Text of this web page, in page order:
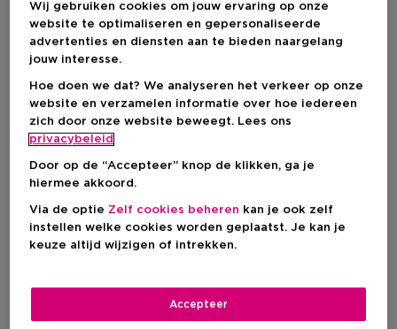
Kies je formaat
10 ML Op voorraad
10 ML
Productprijs
€ 4,95
Wij gebruiken cookies om jouw ervaring op onze
website te optimaliseren en gepersonaliseerde
advertenties en diensten aan te bieden naargelang
jouw interesse.
Hoe doen we dat? We analyseren het verkeer op onze
website en verzamelen informatie over hoe iedereen
zich door onze website beweegt. Lees ons
privacybeleid
Door op de “Accepteer” knop de klikken, ga je
hiermee akkoord.
Via de optie Zelf cookies beheren kan je ook zelf
instellen welke cookies worden geplaatst. Je kan je
keuze altijd wijzigen of intrekken.
Accepteer